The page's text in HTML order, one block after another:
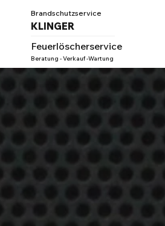
Brandschutzservice
KLINGER
Feuerlöscherservice
Beratung - Verkauf -Wartung